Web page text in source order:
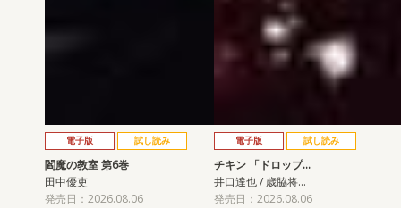
電子版 試し読み
閻魔の教室 第6巻
田中優吏
発売日：2026.08.06
電子版 試し読み
チキン 「ドロップ…
井口達也 / 歳脇将…
発売日：2026.08.06